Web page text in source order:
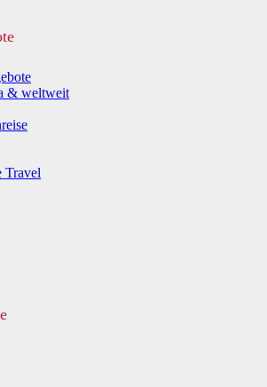
& weltweit
Travel